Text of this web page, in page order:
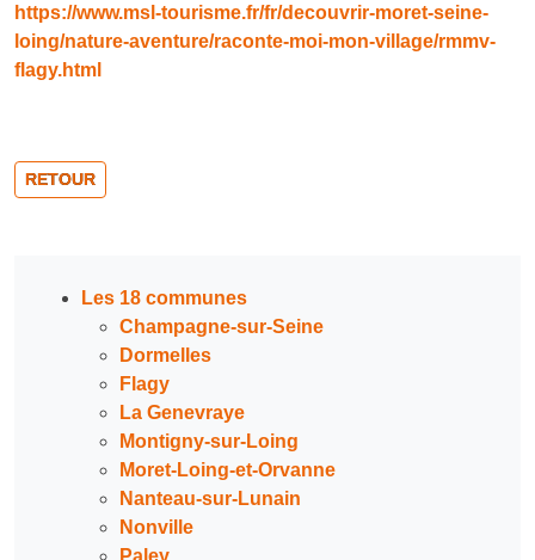
Les 18 communes
Champagne-sur-Seine
Dormelles
Flagy
La Genevraye
Montigny-sur-Loing
Moret-Loing-et-Orvanne
Nanteau-sur-Lunain
Nonville
Paley
https://www.msl-tourisme.fr/fr/decouvrir-moret-seine-
loing/nature-aventure/raconte-moi-mon-village/rmmv-
flagy.html
RETOUR